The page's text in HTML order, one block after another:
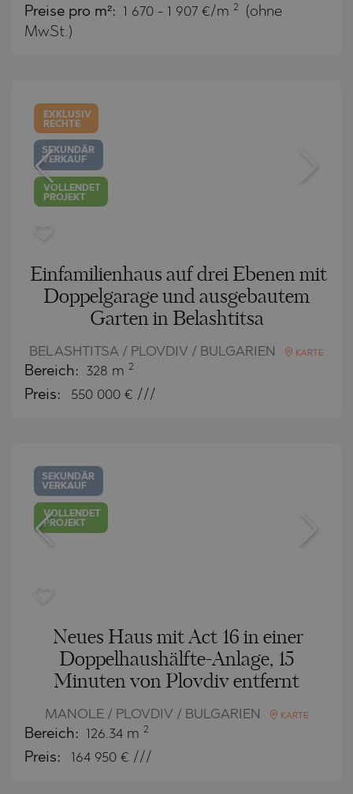
Preise pro m²: 1 670 - 1 907 €/m 2
(ohne
MwSt.)
EXKLUSIV
RECHTE
SEKUNDÄR
VERKAUF
VOLLENDET
PROJEKT
Einfamilienhaus auf drei Ebenen mit
Doppelgarage und ausgebautem
Garten in Belashtitsa
BELASHTITSA / PLOVDIV / BULGARIEN KARTE
Bereich: 328 m 2
Preis: 550 000 € ///
SEKUNDÄR
VERKAUF
VOLLENDET
PROJEKT
Neues Haus mit Act 16 in einer
Doppelhaushälfte-Anlage, 15
Minuten von Plovdiv entfernt
MANOLE / PLOVDIV / BULGARIEN KARTE
Bereich: 126.34 m 2
Preis: 164 950 € ///